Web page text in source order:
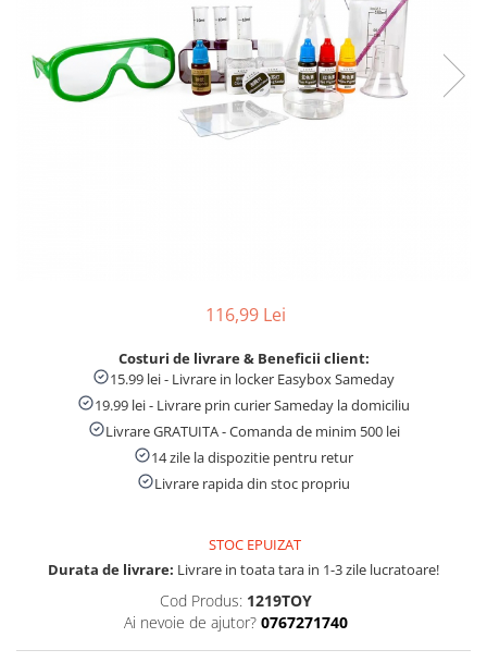
Tablite educative
116,99 Lei
Costuri de livrare & Beneficii client:
15.99 lei - Livrare in locker Easybox Sameday
19.99 lei - Livrare prin curier Sameday la domiciliu
Livrare GRATUITA - Comanda de minim 500 lei
14 zile la dispozitie pentru retur
Livrare rapida din stoc propriu
STOC EPUIZAT
Durata de livrare: Livrare in toata tara in 1-3 zile lucratoare!
Cod Produs: 1219TOY
Ai nevoie de ajutor? 0767271740